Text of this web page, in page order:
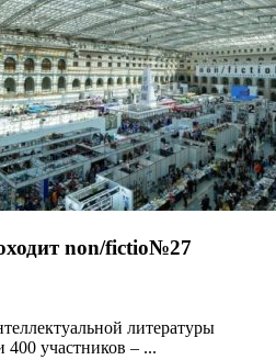
non/fictio№27
литературы
участников – ...